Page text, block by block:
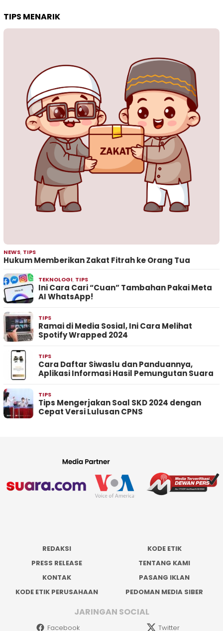
TIPS MENARIK
NEWS, TIPS
Hukum Memberikan Zakat Fitrah ke Orang Tua
TEKNOLOGI, TIPS
Ini Cara Cari “Cuan” Tambahan Pakai Meta
AI WhatsApp!
TIPS
Ramai di Media Sosial, Ini Cara Melihat
Spotify Wrapped 2024
TIPS
Cara Daftar Siwaslu dan Panduannya,
Aplikasi Informasi Hasil Pemungutan Suara
TIPS
Tips Mengerjakan Soal SKD 2024 dengan
Cepat Versi Lulusan CPNS
REDAKSI
KODE ETIK
PRESS RELEASE
TENTANG KAMI
KONTAK
PASANG IKLAN
KODE ETIK PERUSAHAAN
PEDOMAN MEDIA SIBER
JARINGAN SOCIAL
Facebook Twitter